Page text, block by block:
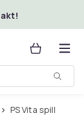
PS Vita spill